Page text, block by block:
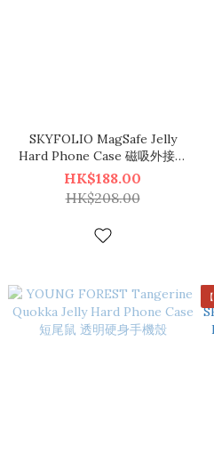
SKYFOLIO MagSafe Jelly
Hard Phone Case 磁吸外接式
透明硬身手機殼 (4款)
HK$188.00
HK$208.00